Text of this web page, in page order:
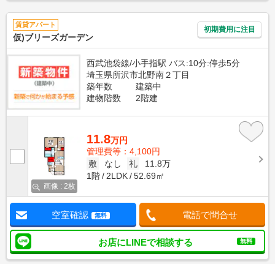
賃貸アパート
仮)ブリーズガーデン
初期費用に注目
西武池袋線/小手指駅 バス:10分:停歩5分
埼玉県所沢市北野南２丁目
築年数
建築中
建物階数
2階建
画像 : 2枚
11.8万円
管理費等：4,100円
敷
なし 礼
11.8万
1階
2LDK 52.69㎡
空室確認 無料 電話で問合せ
お店にLINEで相談する 無料